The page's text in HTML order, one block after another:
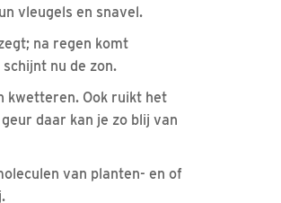
vleugels en snavel.
na regen komt
nu de zon.
kwetteren. Ook ruikt het
daar kan je zo blij van
van planten- en of